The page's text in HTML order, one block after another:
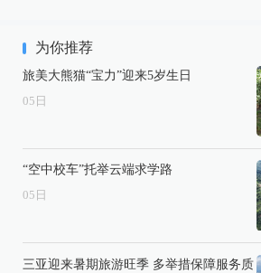
为你推荐
旅美大熊猫“宝力”迎来5岁生日
05 日
“空中校车”托举云端求学路
05 日
三亚迎来暑期旅游旺季 多举措保障服务质